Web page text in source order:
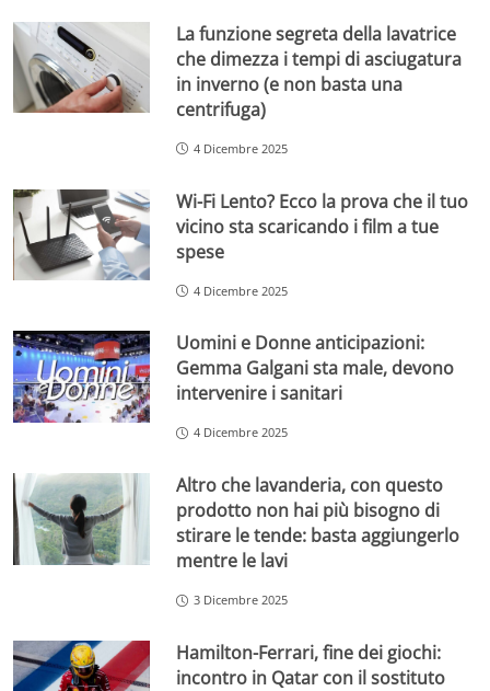
La funzione segreta della lavatrice
che dimezza i tempi di asciugatura
in inverno (e non basta una
centrifuga)
4 Dicembre 2025
Wi-Fi Lento? Ecco la prova che il tuo
vicino sta scaricando i film a tue
spese
4 Dicembre 2025
Uomini e Donne anticipazioni:
Gemma Galgani sta male, devono
intervenire i sanitari
4 Dicembre 2025
Altro che lavanderia, con questo
prodotto non hai più bisogno di
stirare le tende: basta aggiungerlo
mentre le lavi
3 Dicembre 2025
Hamilton-Ferrari, fine dei giochi:
incontro in Qatar con il sostituto